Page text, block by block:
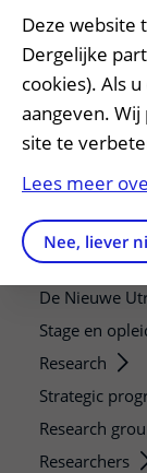
Patiënt en
Afspraak
Voorbereiden
Wijzigen
Opvragen
Bezoektijden
Onderwijs
Onze
De Nieuwe
Stage en
Research
Strategic
Research
Researchers
Deze website
Dergelijke
cookies). Als
aangeven.
site te
Lees meer
Nee, liever